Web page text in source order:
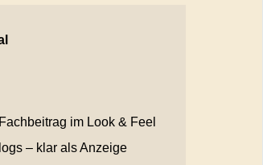
im Look & Feel
– klar als Anzeige